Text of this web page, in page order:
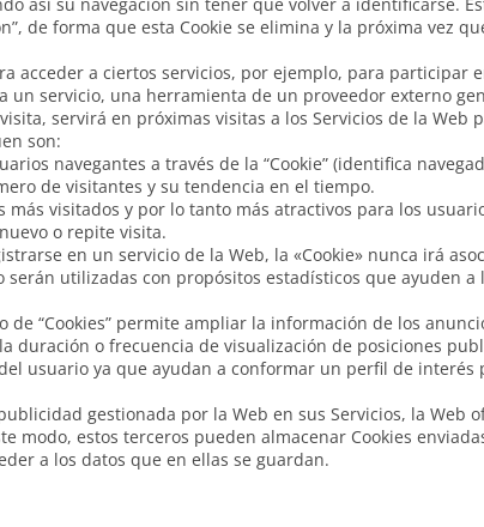
de forma que esta Cookie se elimina y la próxima vez
acceder a ciertos servicios, por ejemplo, para participar
un servicio, una herramienta de un proveedor externo
servirá en próximas visitas a los Servicios de la
son:
navegantes a través de la “Cookie” (identifica
de visitantes y su tendencia en el tiempo.
visitados y por lo tanto más atractivos para los
o repite visita.
en un servicio de la Web, la «Cookie» nunca irá
utilizadas con propósitos estadísticos que ayuden
de “Cookies” permite ampliar la información de los
duración o frecuencia de visualización de posiciones
usuario ya que ayudan a conformar un perfil de
gestionada por la Web en sus Servicios, la Web
modo, estos terceros pueden almacenar Cookies
a los datos que en ellas se guardan.